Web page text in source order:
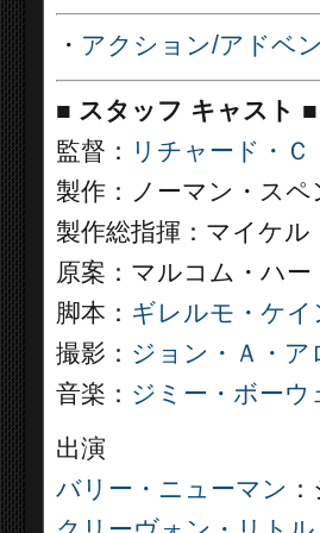
・ アクション/アドベ
■ スタッフ キャスト ■
監督： リチャード・
製作：ノーマン・スペ
製作総指揮：マイケル
原案：マルコム・ハー
脚本： ギレルモ・ケイ
撮影： ジョン・Ａ・ア
音楽： ジミー・ボーウ
出演
バリー・ニューマン